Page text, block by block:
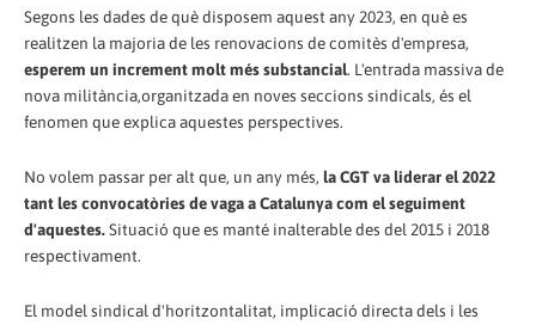
Segons les dades de què disposem aquest any 2023, en què es
realitzen la majoria de les renovacions de comitès d'empresa,
esperem un increment molt més substancial. L'entrada massiva de
nova militància,organitzada en noves seccions sindicals, és el
fenomen que explica aquestes perspectives.
No volem passar per alt que, un any més, la CGT va liderar el 2022
tant les convocatòries de vaga a Catalunya com el seguiment
d'aquestes.Situació que es manté inalterable des del 2015 i 2018
respectivament.
El model sindical d'horitzontalitat, implicació directa dels i les